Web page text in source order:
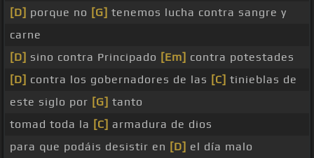
[D] porque no [G] tenemos lucha contra sangre y
carne
[D] sino contra Principado [Em] contra potestades
[D] contra los gobernadores de las [C] tinieblas de
este siglo por [G] tanto
tomad toda la [C] armadura de dios
para que podáis desistir en [D] el día malo